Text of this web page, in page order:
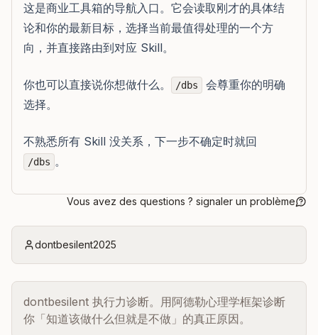
这是商业工具箱的导航入口。它会读取刚才的具体结
论和你的最新目标，选择当前最值得处理的一个方
向，并直接路由到对应 Skill。
你也可以直接说你想做什么。 /dbs
会尊重你的明确
选择。
不熟悉所有 Skill 没关系，下一步不确定时就回
/dbs 。
Vous avez des questions ? signaler un problème
dontbesilent2025
dontbesilent 执行力诊断。用阿德勒心理学框架诊断
你「知道该做什么但就是不做」的真正原因。